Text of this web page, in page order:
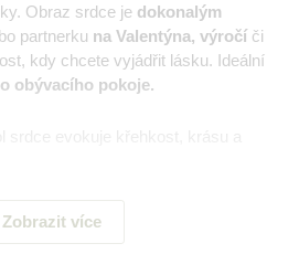
Obraz srdce je dokonalým
partnerku na Valentýna, výročí či
kdy chcete vyjádřit lásku. Ideální
obývacího pokoje.
Zobrazit více